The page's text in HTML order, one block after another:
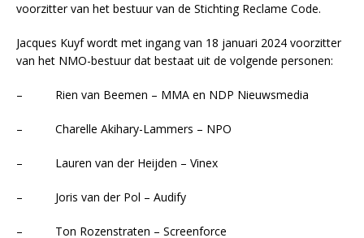
voorzitter van het bestuur van de Stichting Reclame Code.
Jacques Kuyf wordt met ingang van 18 januari 2024 voorzitter
van het NMO-bestuur dat bestaat uit de volgende personen:
– Rien van Beemen – MMA en NDP Nieuwsmedia
– Charelle Akihary-Lammers – NPO
– Lauren van der Heijden – Vinex
– Joris van der Pol – Audify
– Ton Rozenstraten – Screenforce